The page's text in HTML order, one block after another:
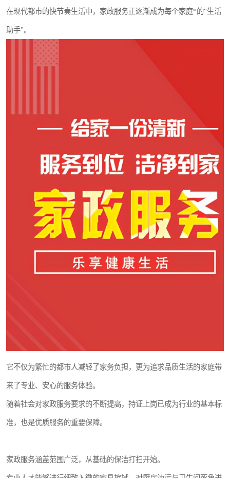
在现代都市的快节奏生活中，家政服务正逐渐成为每个家庭*的"生活
助手"。
它不仅为繁忙的都市人减轻了家务负担，更为追求品质生活的家庭带
来了专业、安心的服务体验。
随着社会对家政服务要求的不断提高，持证上岗已成为行业的基本标
准，也是优质服务的重要保障。
家政服务涵盖范围广泛，从基础的保洁打扫开始。